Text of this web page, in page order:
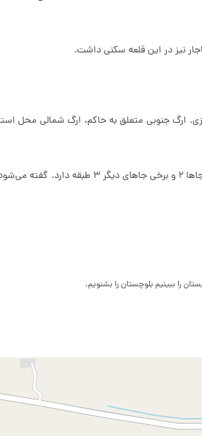
و سه بخش دارد؛ ارگ شمالی و جنوبی و مرکزی. ارگ جنوبی متعلق به حاکم،
بر روی دیوارها سوراخ‌هایی به عنوان تیرکش قرار دارد که از لای این سوراخ‌ها تیراندازها بیرون را
را ببینیم بلوچستان را بشنویم،